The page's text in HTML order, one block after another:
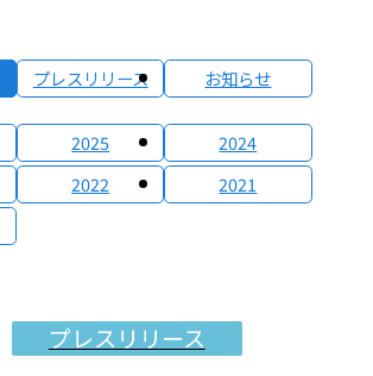
プレスリリース お知らせ
2025
2024
2022
2021
プレスリリース